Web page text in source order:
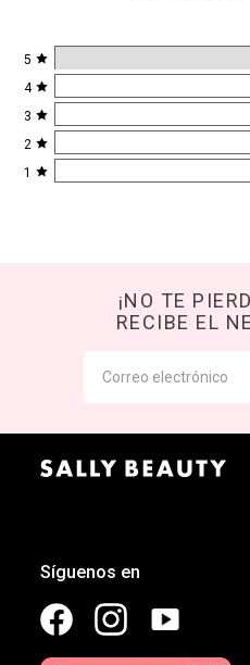
5
4
3
2
1
¡NO TE
RECIBE EL
Síguenos en